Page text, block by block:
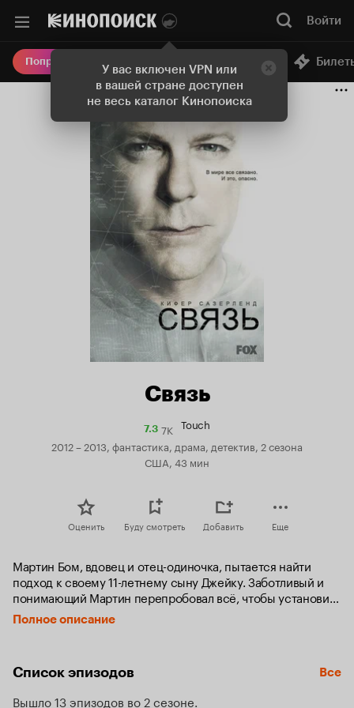
У вас включен VPN или
в вашей стране доступен
не весь каталог Кинопоиска
Войти
Попробовать Плюс Онлайн-кинотеатр
Связь
7.3Рейтинг
7K Touch
2012 – 2013, фантастика, драма, детектив, 2 сезона
США, 43 мин
Оценить Буду смотреть Добавить Еще
Мартин Бом, вдовец и отец-одиночка, пытается найти
подход к своему 11-летнему сыну Джейку. Заботливый и
понимающий Мартин перепробовал всё, чтобы установить
контакт с мальчиком, страдающим аутизмом. Джейк
никогда не разговаривает, не проявляет никаких эмоций и
своей тетради непонятные ряды цифр и разбирая
Полное описание
Список эпизодов Все
Вышло 13 эпизодов во 2 сезоне